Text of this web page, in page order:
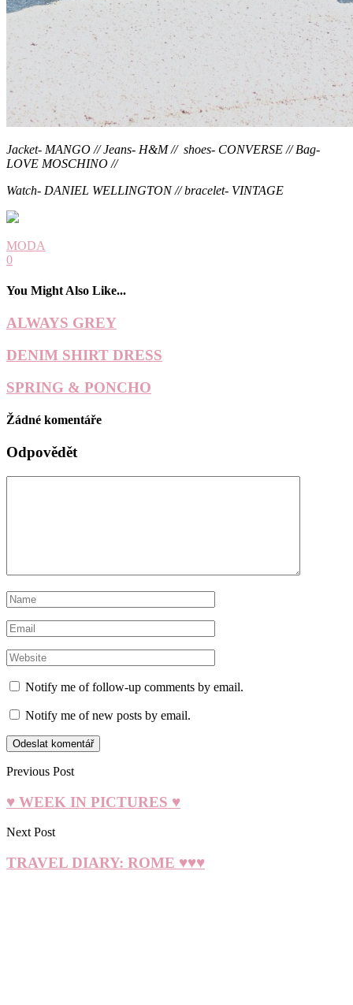
Jacket- MANGO // Jeans- H&M // shoes- CONVERSE // Bag-
LOVE MOSCHINO //
Watch- DANIEL WELLINGTON // bracelet- VINTAGE
MODA
0
You Might Also Like...
ALWAYS GREY
DENIM SHIRT DRESS
SPRING & PONCHO
Žádné komentáře
Odpovědět
Notify me of follow-up comments by email.
Notify me of new posts by email.
Previous Post
♥ WEEK IN PICTURES ♥
Next Post
TRAVEL DIARY: ROME ♥♥♥